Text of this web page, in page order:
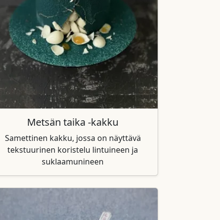
Metsän taika -kakku
Samettinen kakku, jossa on näyttävä
tekstuurinen koristelu lintuineen ja
suklaamunineen